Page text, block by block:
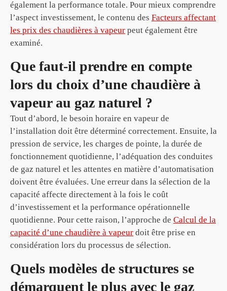
également la performance totale. Pour mieux comprendre
l’aspect investissement, le contenu des Facteurs affectant
les prix des chaudières à vapeur peut également être
examiné.
Que faut-il prendre en compte
lors du choix d’une chaudière à
vapeur au gaz naturel ?
Tout d’abord, le besoin horaire en vapeur de
l’installation doit être déterminé correctement. Ensuite, la
pression de service, les charges de pointe, la durée de
fonctionnement quotidienne, l’adéquation des conduites
de gaz naturel et les attentes en matière d’automatisation
doivent être évaluées. Une erreur dans la sélection de la
capacité affecte directement à la fois le coût
d’investissement et la performance opérationnelle
quotidienne. Pour cette raison, l’approche de Calcul de la
capacité d’une chaudière à vapeur doit être prise en
considération lors du processus de sélection.
Quels modèles de structures se
démarquent le plus avec le gaz